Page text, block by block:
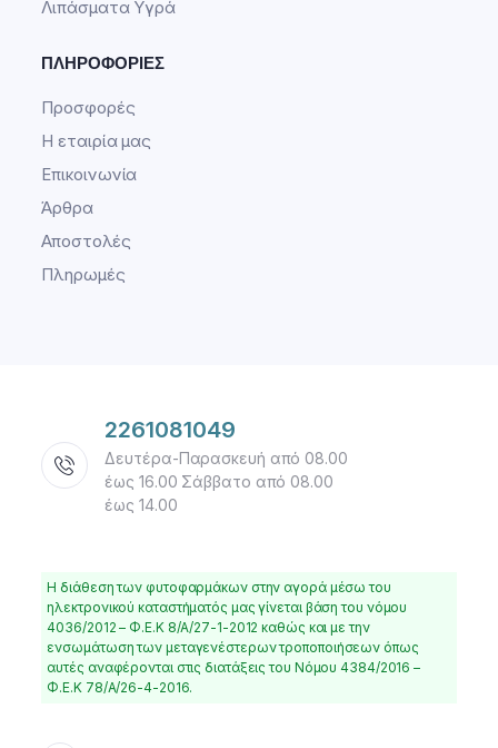
Λιπάσματα Υγρά
ΠΛΗΡΟΦΟΡΊΕΣ
Προσφορές
Η εταιρία μας
Επικοινωνία
Άρθρα
Αποστολές
Πληρωμές
2261081049
Δευτέρα-Παρασκευή από 08.00
έως 16.00 Σάββατο από 08.00
έως 14.00
Η διάθεση των φυτοφαρμάκων στην αγορά μέσω του
ηλεκτρονικού καταστήματός μας γίνεται βάση του νόμου
4036/2012 – Φ.Ε.Κ 8/Α/27-1-2012 καθώς και με την
ενσωμάτωση των μεταγενέστερων τροποποιήσεων όπως
αυτές αναφέρονται στις διατάξεις του Νόμου 4384/2016 –
Φ.Ε.Κ 78/Α/26-4-2016.